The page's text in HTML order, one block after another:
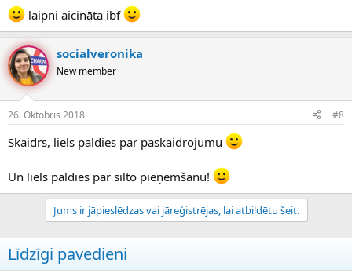
laipni aicināta ibf
socialveronika
New member
26. Oktobris 2018 #8
Skaidrs, liels paldies par paskaidrojumu
Un liels paldies par silto pieņemšanu!
Jums ir jāpieslēdzas vai jāreģistrējas, lai atbildētu šeit.
Līdzīgi pavedieni